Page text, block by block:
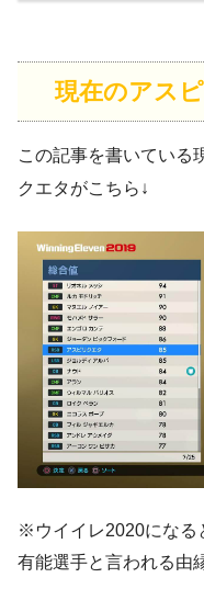
現在のアス
この記事を書いている
クエタがこちら↓
※ウイイレ2020になる
有能選手と言われる由